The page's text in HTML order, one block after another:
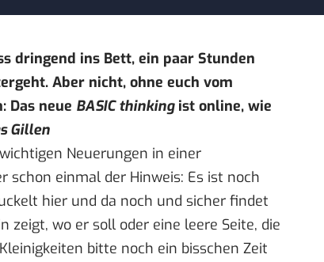
dringend ins Bett, ein paar Stunden
Aber nicht, ohne euch vom
Das neue BASIC thinkingist online, wie
Gillen
Neuerungen in einer
schon einmal der Hinweis: Es ist noch
hier und da noch und sicher findet
zeigt, wo er soll oder eine leere Seite, die
bitte noch ein bisschen Zeit